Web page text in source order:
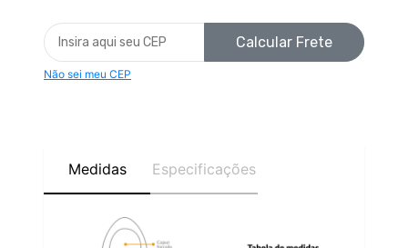
Calcular Frete
Não sei meu CEP
Medidas Especificações